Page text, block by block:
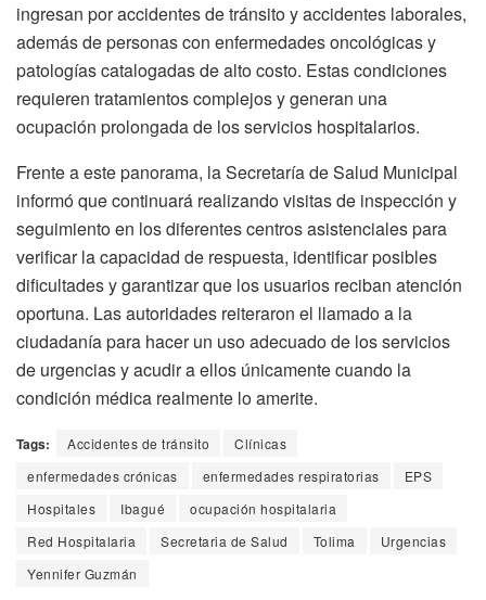
ingresan por accidentes de tránsito y accidentes laborales,
además de personas con enfermedades oncológicas y
patologías catalogadas de alto costo. Estas condiciones
requieren tratamientos complejos y generan una
ocupación prolongada de los servicios hospitalarios.
Frente a este panorama, la Secretaría de Salud Municipal
informó que continuará realizando visitas de inspección y
seguimiento en los diferentes centros asistenciales para
verificar la capacidad de respuesta, identificar posibles
dificultades y garantizar que los usuarios reciban atención
oportuna. Las autoridades reiteraron el llamado a la
ciudadanía para hacer un uso adecuado de los servicios
de urgencias y acudir a ellos únicamente cuando la
condición médica realmente lo amerite.
Tags: Accidentes de tránsito
Clínicas
enfermedades crónicas
enfermedades respiratorias
EPS
Hospitales
Ibagué
ocupación hospitalaria
Red Hospitalaria
Secretaria de Salud Tolima
Urgencias
Yennifer Guzmán